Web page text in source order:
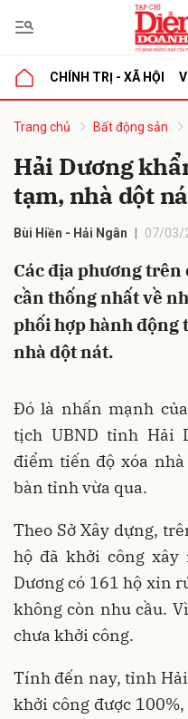
CHÍNH TRỊ - XÃ HỘI
Trang chủ Bất động sản
Hải Dương
tạm, nhà dột
Bùi Hiền - Hải Ngân 07/03/
Các địa phương
cần thống nhất về
phối hợp hành động
nhà dột nát.
Đó là nhấn mạnh
tịch UBND tỉnh Hải
điểm tiến độ xóa
bàn tỉnh vừa qua.
Theo Sở Xây dựng,
hộ đã khởi công xây
Dương có 161 hộ xin
không còn nhu cầu.
chưa khởi công.
Tính đến nay, tỉnh
khởi công được
luận